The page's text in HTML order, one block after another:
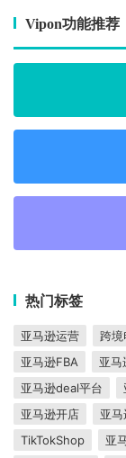
Vipon功能推荐
热门标签
亚马逊运营 跨境
亚马逊FBA
亚马
亚马逊deal平台
亚马逊开店
亚
TikTokShop
亚